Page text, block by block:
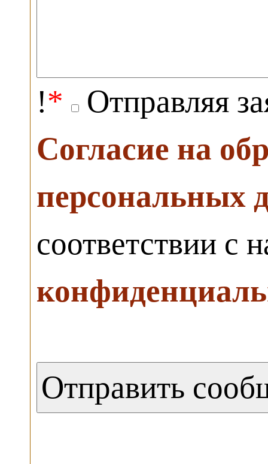
!*
Отправляя
Согласие на
персональных
соответствии с